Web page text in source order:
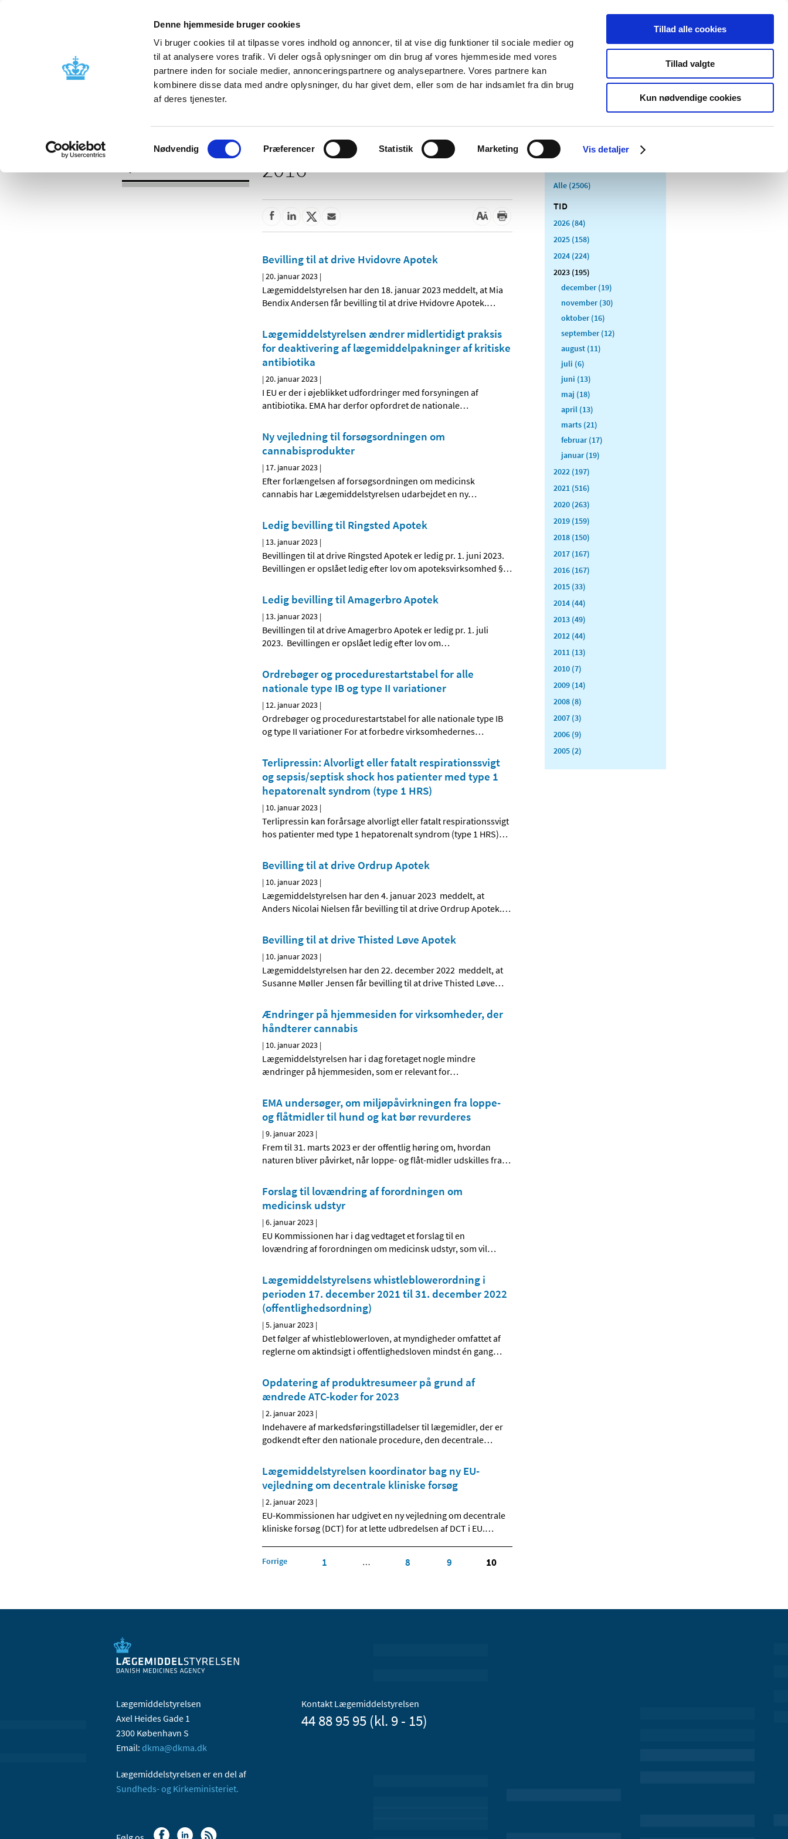
Denne hjemmeside bruger cookies
Vi bruger cookies til at tilpasse vores indhold og annoncer, til at vise dig funktioner til sociale medier og
til at analysere vores trafik. Vi deler også oplysninger om din brug af vores hjemmeside med vores
partnere inden for sociale medier, annonceringspartnere og analysepartnere. Vores partnere kan
kombinere disse data med andre oplysninger, du har givet dem, eller som de har indsamlet fra din brug
af deres tjenester.
Samtykkevalg
Nødvendig Præferencer Statistik Marketing Vis detaljer
Tillad alle cookies
Tillad valgte
Kun nødvendige cookies
Nyheder Om os Kontakt Udgivelser
Godkendelse og
Bivirkninger og
produktinformation
Tilskud og
Apoteker og salg af
Medicinsk
Særlige
produktområder
2016
Bevilling til at drive Hvidovre Apotek
|20. januar 2023 |
Lægemiddelstyrelsen har den 18. januar 2023 meddelt, at Mia
Bendix Andersen får bevilling til at drive Hvidovre Apotek.…
Lægemiddelstyrelsen ændrer midlertidigt praksis
for deaktivering af lægemiddelpakninger af kritiske
antibiotika
|20. januar 2023 |
I EU er der i øjeblikket udfordringer med forsyningen af
antibiotika. EMA har derfor opfordret de nationale…
Ny vejledning til forsøgsordningen om
cannabisprodukter
| 17. januar 2023 |
Efter forlængelsen af forsøgsordningen om medicinsk
cannabis har Lægemiddelstyrelsen udarbejdet en ny…
Ledig bevilling til Ringsted Apotek
| 13. januar 2023 |
Bevillingen til at drive Ringsted Apotek er ledig pr. 1. juni 2023.
Bevillingen er opslået ledig efter lov om apoteksvirksomhed §…
Ledig bevilling til Amagerbro Apotek
| 13. januar 2023 |
Bevillingen til at drive Amagerbro Apotek er ledig pr. 1. juli
2023. Bevillingen er opslået ledig efter lov om…
Ordrebøger og procedurestartstabel for alle
nationale type IB og type II variationer
| 12. januar 2023 |
Ordrebøger og procedurestartstabel for alle nationale type IB
og type II variationer For at forbedre virksomhedernes…
Terlipressin: Alvorligt eller fatalt respirationssvigt
og sepsis/septisk shock hos patienter med type 1
hepatorenalt syndrom (type 1 HRS)
| 10. januar 2023 |
Terlipressin kan forårsage alvorligt eller fatalt respirationssvigt
hos patienter med type 1 hepatorenalt syndrom (type 1 HRS)…
Bevilling til at drive Ordrup Apotek
| 10. januar 2023 |
Lægemiddelstyrelsen har den 4. januar 2023 meddelt, at
Anders Nicolai Nielsen får bevilling til at drive Ordrup Apotek.…
Bevilling til at drive Thisted Løve Apotek
| 10. januar 2023 |
Lægemiddelstyrelsen har den 22. december 2022 meddelt, at
Susanne Møller Jensen får bevilling til at drive Thisted Løve…
Ændringer på hjemmesiden for virksomheder, der
håndterer cannabis
| 10. januar 2023 |
Lægemiddelstyrelsen har i dag foretaget nogle mindre
ændringer på hjemmesiden, som er relevant for…
EMA undersøger, om miljøpåvirkningen fra loppe-
og flåtmidler til hund og kat bør revurderes
|9. januar 2023 |
Frem til 31. marts 2023 er der offentlig høring om, hvordan
naturen bliver påvirket, når loppe- og flåt-midler udskilles fra…
Forslag til lovændring af forordningen om
medicinsk udstyr
|6. januar 2023 |
EU Kommissionen har i dag vedtaget et forslag til en
lovændring af forordningen om medicinsk udstyr, som vil…
Lægemiddelstyrelsens whistleblowerordning i
perioden 17. december 2021 til 31. december 2022
(offentlighedsordning)
|5. januar 2023 |
Det følger af whistleblowerloven, at myndigheder omfattet af
reglerne om aktindsigt i offentlighedsloven mindst én gang…
Opdatering af produktresumeer på grund af
ændrede ATC-koder for 2023
|2. januar 2023 |
Indehavere af markedsføringstilladelser til lægemidler, der er
godkendt efter den nationale procedure, den decentrale…
Lægemiddelstyrelsen koordinator bag ny EU-
vejledning om decentrale kliniske forsøg
|2. januar 2023 |
EU-Kommissionen har udgivet en ny vejledning om decentrale
kliniske forsøg (DCT) for at lette udbredelsen af DCT i EU.…
Forrige 1 … 8 9 10
Alle (2506)
TID
2026 (84)
2025 (158)
2024 (224)
2023 (195)
december (19)
november (30)
oktober (16)
september (12)
august (11)
juli (6)
juni (13)
maj (18)
april (13)
marts (21)
februar (17)
januar (19)
2022 (197)
2021 (516)
2020 (263)
2019 (159)
2018 (150)
2017 (167)
2016 (167)
2015 (33)
2014 (44)
2013 (49)
2012 (44)
2011 (13)
2010 (7)
2009 (14)
2008 (8)
2007 (3)
2006 (9)
2005 (2)
Lægemiddelstyrelsen
Axel Heides Gade 1
2300 København S
Email: dkma@dkma.dk
Lægemiddelstyrelsen er en del af
Sundheds- og Kirkeministeriet.
Kontakt Lægemiddelstyrelsen
44 88 95 95 (kl. 9 - 15)